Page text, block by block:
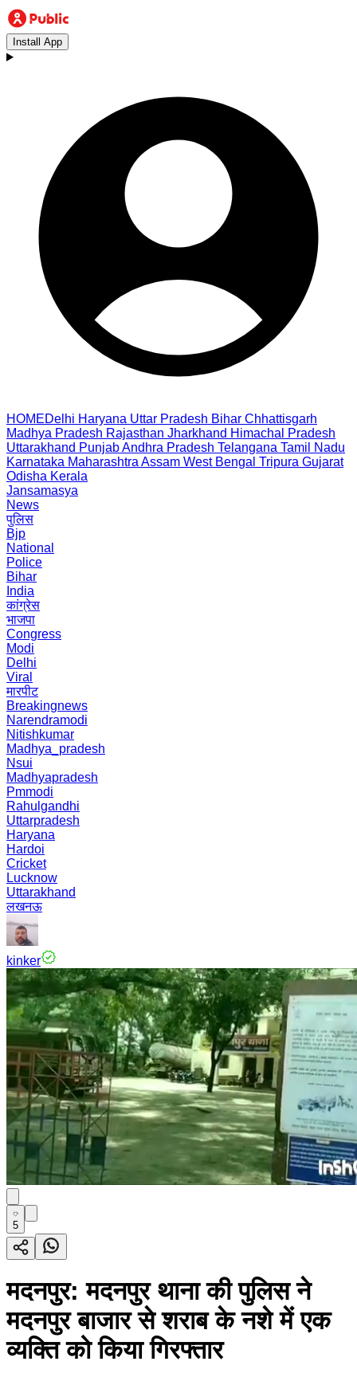
Install App
HOMEDelhi Haryana Uttar Pradesh Bihar Chhattisgarh
Madhya Pradesh Rajasthan Jharkhand Himachal Pradesh
Uttarakhand PunjabAndhra Pradesh Telangana Tamil Nadu
Karnataka Maharashtra Assam West Bengal Tripura Gujarat
Odisha Kerala
Jansamasya
News
पुलिस
Bjp
National
Police
Bihar
India
कांग्रेस
भाजपा
Congress
Modi
Delhi
Viral
मारपीट
Breakingnews
Narendramodi
Nitishkumar
Madhya_pradesh
Nsui
Madhyapradesh
Pmmodi
Rahulgandhi
Uttarpradesh
Haryana
Hardoi
Cricket
Lucknow
Uttarakhand
लखनऊ
kinker
5
मदनपुर: मदनपुर थाना की पुलिस ने
मदनपुर बाजार से शराब के नशे में एक
व्यक्ति को किया गिरफ्तार